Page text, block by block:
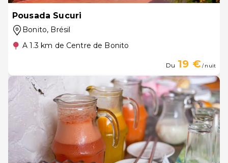
Pousada Sucuri
Bonito, Brésil
A 1.3 km de Centre de Bonito
Du 19 €/ nuit